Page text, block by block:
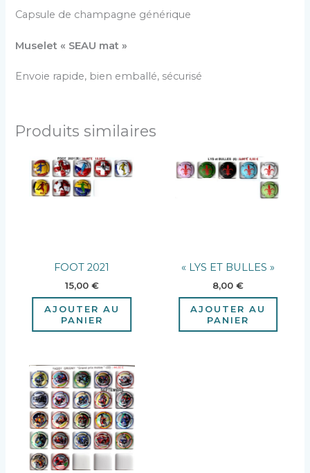
Capsule de champagne générique
Muselet « SEAU mat »
Envoie rapide, bien emballé, sécurisé
Produits similaires
FOOT 2021
15,00 €
AJOUTER AU
PANIER
« LYS ET BULLES »
8,00€
AJOUTER AU
PANIER